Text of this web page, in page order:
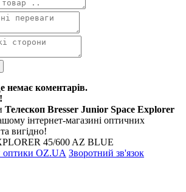
немає коментарів.
Телескоп Bresser Junior Space Explorer
інтернет-магазині оптичних
вигідно!
45/600 AZ BLUE
Зворотний зв'язок